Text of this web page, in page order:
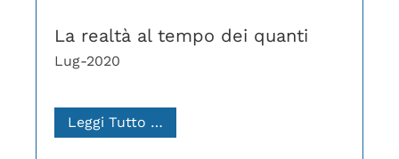
La realtà al tempo dei quanti
Lug-2020
Leggi Tutto …